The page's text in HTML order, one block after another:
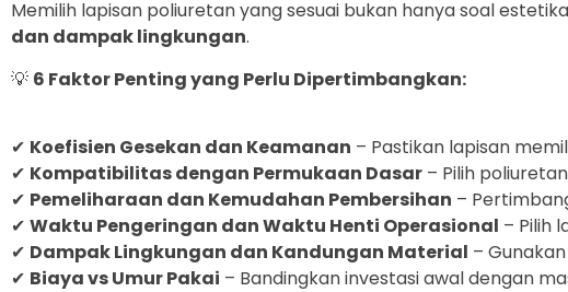
Memilih lapisan poliuretan yang sesuai bukan hanya soal
dan dampak lingkungan.
💡 6 Faktor Penting yang Perlu Dipertimbangkan:
✔ Koefisien Gesekan dan Keamanan – Pastikan lapisan
✔ Kompatibilitas dengan Permukaan Dasar – Pilih
✔ Pemeliharaan dan Kemudahan Pembersihan –
✔ Waktu Pengeringan dan Waktu Henti Operasional – Pilih
✔ Dampak Lingkungan dan Kandungan Material –
✔ Biaya vs Umur Pakai – Bandingkan investasi awal dengan